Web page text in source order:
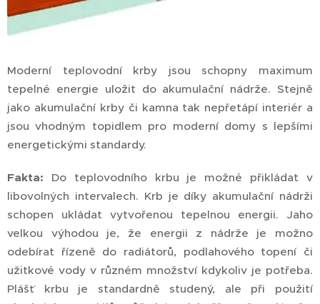
Moderní teplovodní krby jsou schopny maximum
tepelné energie uložit do akumulační nádrže. Stejně
jako akumulační krby či kamna tak nepřetápí interiér a
jsou vhodným topidlem pro moderní domy s lepšími
energetickými standardy.
Fakta: Do teplovodního krbu je možné přikládat v
libovolných intervalech. Krb je díky akumulační nádrži
schopen ukládat vytvořenou tepelnou energii. Jaho
velkou výhodou je, že energii z nádrže je možno
odebírat řízeně do radiátorů, podlahového topení či
užitkové vody v různém množství kdykoliv je potřeba.
Plášť krbu je standardně studený, ale při použití